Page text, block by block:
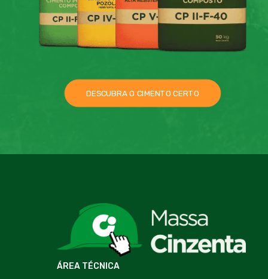
DESCUBRA O CIMENTO CERTO
ÁREA TÉCNICA